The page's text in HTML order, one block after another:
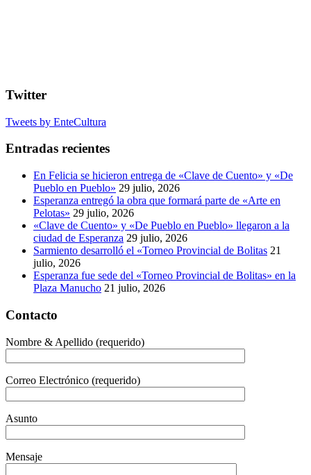
Twitter
Tweets by EnteCultura
Entradas recientes
En Felicia se hicieron entrega de «Clave de Cuento» y «De
Pueblo en Pueblo» 29 julio, 2026
Esperanza entregó la obra que formará parte de «Arte en
Pelotas» 29 julio, 2026
«Clave de Cuento» y «De Pueblo en Pueblo» llegaron a la
ciudad de Esperanza 29 julio, 2026
Sarmiento desarrolló el «Torneo Provincial de Bolitas 21
julio, 2026
Esperanza fue sede del «Torneo Provincial de Bolitas» en la
Plaza Manucho 21 julio, 2026
Contacto
Nombre & Apellido (requerido)
Correo Electrónico (requerido)
Asunto
Mensaje